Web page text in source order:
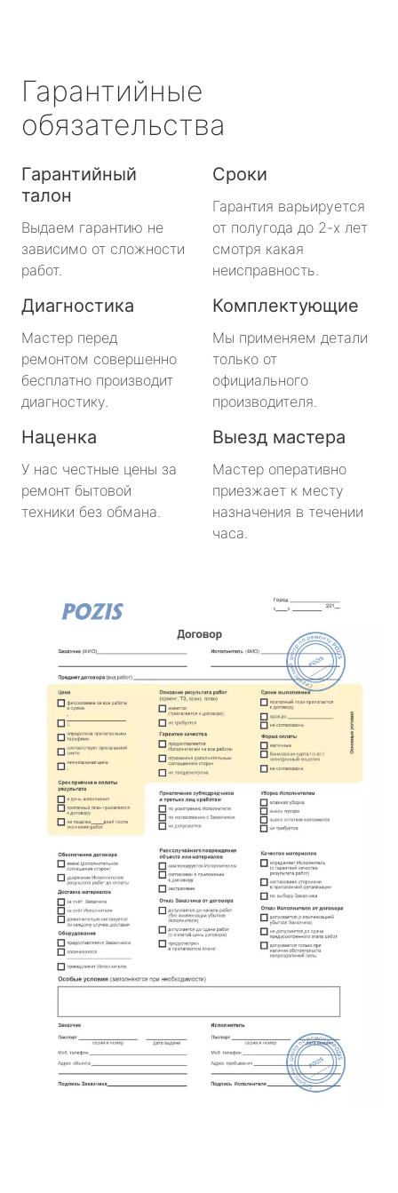
Гарантийные
обязательства
Гарантийный
талон
Выдаем гарантию не
зависимо от сложности
работ.
Сроки
Гарантия варьируется
от полугода до 2-х лет
смотря какая
неисправность.
Диагностика
Мастер перед
ремонтом совершенно
бесплатно производит
диагностику.
Комплектующие
Мы применяем детали
только от
официального
производителя.
Наценка
У нас честные цены за
ремонт бытовой
техники без обмана.
Выезд мастера
Мастер оперативно
приезжает к месту
назначения в течении
часа.